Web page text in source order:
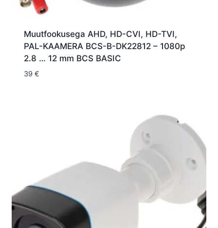
Muutfookusega AHD, HD-CVI, HD-TVI,
PAL-KAAMERA BCS-B-DK22812 – 1080p
2.8 … 12 mm BCS BASIC
39 €